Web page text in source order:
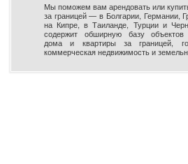
Мы поможем вам арендовать или
за границей — в Болгарии, Германии,
на Кипре, в Таиланде, Турции и
содержит обширную базу объектов
дома и квартиры за границей,
коммерческая недвижимость и